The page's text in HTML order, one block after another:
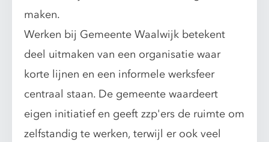
maken.
Werken bij Gemeente Waalwijk betekent
deel uitmaken van een organisatie waar
korte lijnen en een informele werksfeer
centraal staan. De gemeente waardeert
eigen initiatief en geeft zzp'ers de ruimte om
zelfstandig te werken, terwijl er ook veel